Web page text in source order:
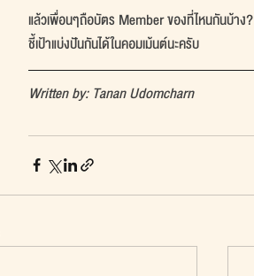
แล้วเพื่อนๆถือบัตร Member ของที่ไหนกันบ้าง?
ชี้เป้าแบ่งปันกันได้ในคอมเม้นต์นะครับ
Written by: Tanan Udomcharn